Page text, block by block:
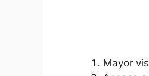
Mayor